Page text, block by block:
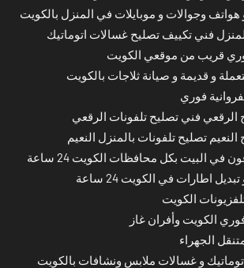
هواتف وجوالات و موبايلات في المنزل بالكويت
فني تكييف تصليح غسالات اتوماتيك
قريب من موقعي الكويت
و قديمة و صيانة ثلاجات بالكويت
فوري
فني تصليح تلفونات الرقعي
تصليح تلفونات بالمنزل النعيم
البيت بكل محافظات الكويت 24 ساعة
اطارات في الكويت 24 ساعة
الكويت
الكويت وأفران غاز
الجهراء
و غسالات ملابس ونشافات بالكويت